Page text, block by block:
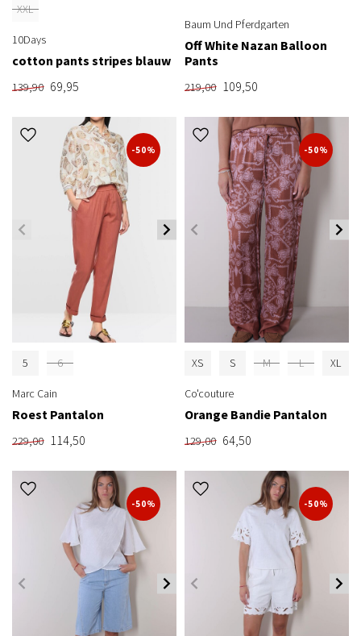
XXL
10Days
cotton pants stripes blauw
139,90 69,95
Baum Und Pferdgarten
Off White Nazan Balloon
Pants
219,00 109,50
-50%
5 6
Marc Cain
Roest Pantalon
229,00 114,50
-50%
XS S M L XL
Co'couture
Orange Bandie Pantalon
129,00 64,50
-50% -50%